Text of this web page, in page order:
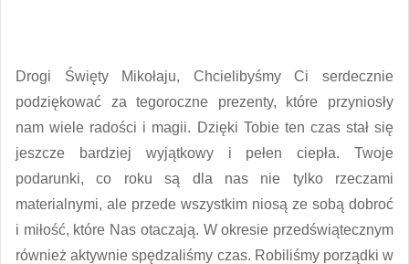
Drogi Święty Mikołaju, Chcielibyśmy Ci serdecznie
podziękować za tegoroczne prezenty, które przyniosły
nam wiele radości i magii. Dzięki Tobie ten czas stał się
jeszcze bardziej wyjątkowy i pełen ciepła. Twoje
podarunki, co roku są dla nas nie tylko rzeczami
materialnymi, ale przede wszystkim niosą ze sobą dobroć
i miłość, które Nas otaczają. W okresie przedświątecznym
również aktywnie spędzaliśmy czas. Robiliśmy porządki w